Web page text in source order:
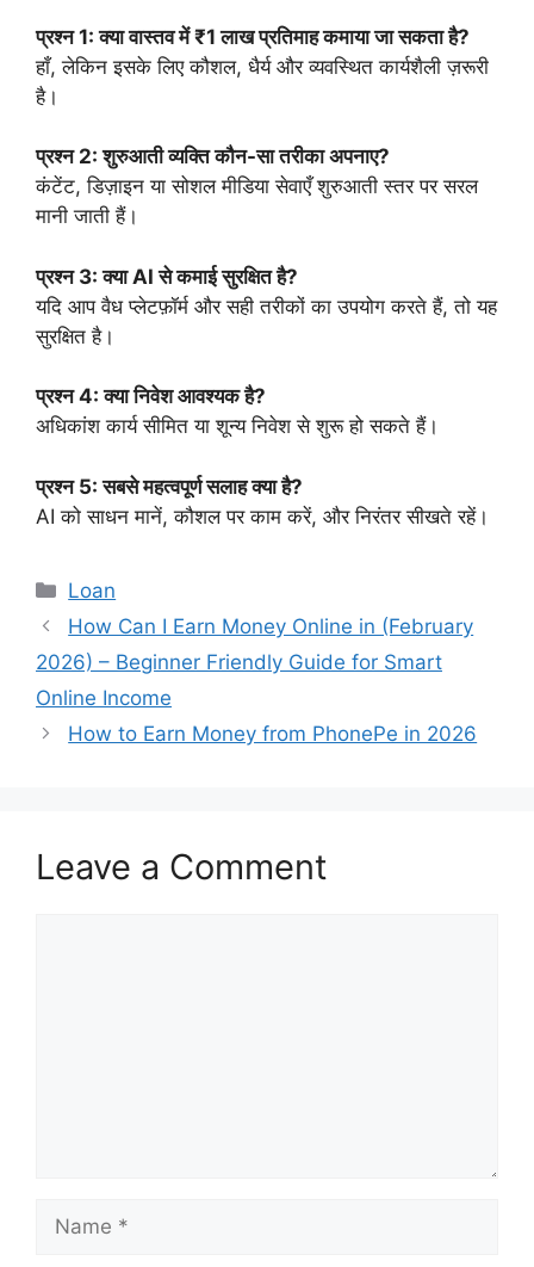
प्रश्न 1: क्या वास्तव में ₹1 लाख प्रतिमाह कमाया जा सकता है?
हाँ, लेकिन इसके लिए कौशल, धैर्य और व्यवस्थित कार्यशैली ज़रूरी
है।
प्रश्न 2: शुरुआती व्यक्ति कौन-सा तरीका अपनाए?
कंटेंट, डिज़ाइन या सोशल मीडिया सेवाएँ शुरुआती स्तर पर सरल
मानी जाती हैं।
प्रश्न 3: क्या AI से कमाई सुरक्षित है?
यदि आप वैध प्लेटफ़ॉर्म और सही तरीकों का उपयोग करते हैं, तो यह
सुरक्षित है।
प्रश्न 4: क्या निवेश आवश्यक है?
अधिकांश कार्य सीमित या शून्य निवेश से शुरू हो सकते हैं।
प्रश्न 5: सबसे महत्वपूर्ण सलाह क्या है?
AI को साधन मानें, कौशल पर काम करें, और निरंतर सीखते रहें।
Categories
Loan
How Can I Earn Money Online in (February
2026) – Beginner Friendly Guide for Smart
Online Income
How to Earn Money from PhonePe in 2026
Leave a Comment